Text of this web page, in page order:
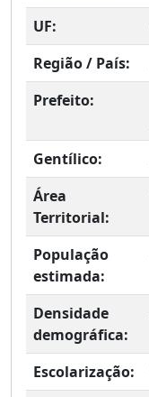
UF:
Região / País:
Prefeito:
Gentílico:
Área
Territorial:
População
estimada:
Densidade
demográfica:
Escolarização: